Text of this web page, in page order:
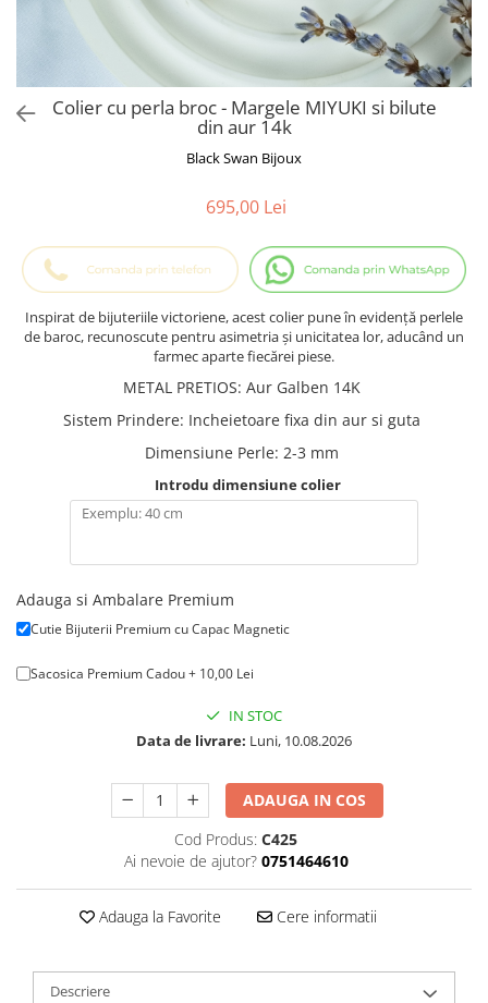
Cadouri pentru Absolvire
Cadou Educatoare / Invatatoare /
Profesoare
Cadouri Cupluri
Cercei din aur
Bijuterii Profesii
Bijuterii Pasiuni & Hobby
Bijuterii Tematice Sport
Bijuterii cu mesaj Motivational
Bijuterii personalizate cu poza
Colier cu perla broc - Margele MIYUKI si bilute
din aur 14k
Black Swan Bijoux
695,00 Lei
Inspirat de bijuteriile victoriene, acest colier pune în evidență perlele
de baroc, recunoscute pentru asimetria și unicitatea lor, aducând un
farmec aparte fiecărei piese.
METAL PRETIOS: Aur Galben 14K
Sistem Prindere: Incheietoare fixa din aur si guta
Dimensiune Perle: 2-3 mm
Introdu dimensiune colier
Adauga si Ambalare Premium
Cutie Bijuterii Premium cu Capac Magnetic
Sacosica Premium Cadou + 10,00 Lei
IN STOC
Data de livrare: Luni, 10.08.2026
ADAUGA IN COS
Cod Produs: C425
Ai nevoie de ajutor? 0751464610
Adauga la Favorite Cere informatii
Descriere